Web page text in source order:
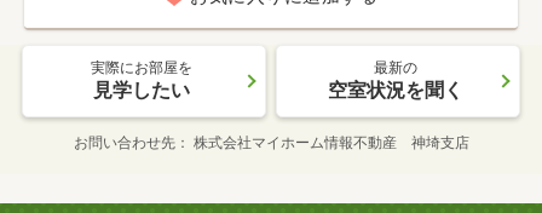
実際にお部屋を
見学したい
最新の
空室状況を聞く
お問い合わせ先 株式会社マイホーム情報不動産 神埼支店